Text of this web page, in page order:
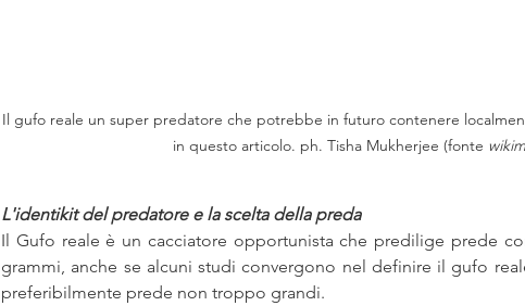
Il gufo reale un super predatore che potrebbe in futuro contenere
in questo articolo. ph. Tisha Mukherjee (fonte
L'identikit del predatore e la scelta della preda
Il Gufo reale è un cacciatore opportunista che predilige prede
grammi, anche se alcuni studi convergono nel definire il gufo
preferibilmente prede non troppo grandi.